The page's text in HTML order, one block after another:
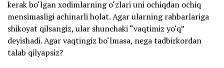
kerak bo‘lgan xodimlarning o‘zlari uni ochiqdan ochiq
mensimasligi achinarli holat. Agar ularning rahbarlariga
shikoyat qilsangiz, ular shunchaki “vaqtimiz yo‘q”
deyishadi. Agar vaqtingiz bo‘lmasa, nega tadbirkordan
talab qilyapsiz?